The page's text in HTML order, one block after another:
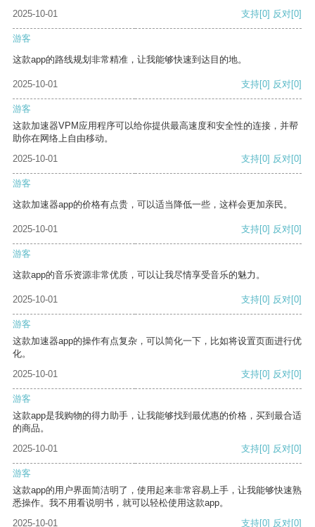
2025-10-01
支持[0] 反对[0]
游客
这款app的路线规划非常精准，让我能够快速到达目的地。
2025-10-01 支持[0] 反对[0]
游客
这款加速器VPM应用程序可以给你提供最高速度和安全性的连接，并帮
助你在网络上自由移动。
2025-10-01
支持[0] 反对[0]
游客
这款加速器app的价格有点贵，可以适当降低一些，这样会更加亲民。
2025-10-01 支持[0] 反对[0]
游客
这款app的音乐资源非常优质，可以让我尽情享受音乐的魅力。
2025-10-01 支持[0] 反对[0]
游客
这款加速器app的操作有点复杂，可以简化一下，比如将设置页面进行优
化。
2025-10-01
支持[0] 反对[0]
游客
这款app是我购物的得力助手，让我能够找到最优惠的价格，买到最合适
的商品。
2025-10-01
支持[0] 反对[0]
游客
这款app的用户界面简洁明了，使用起来非常容易上手，让我能够快速熟
悉操作。我不用看说明书，就可以轻松使用这款app。
2025-10-01
支持[0] 反对[0]